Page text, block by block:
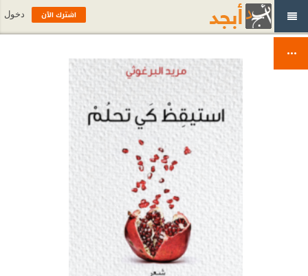
اشترك الآن دخول